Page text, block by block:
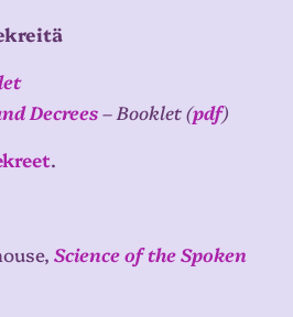
Decrees– Booklet (pdf)
.
Science of the Spoken